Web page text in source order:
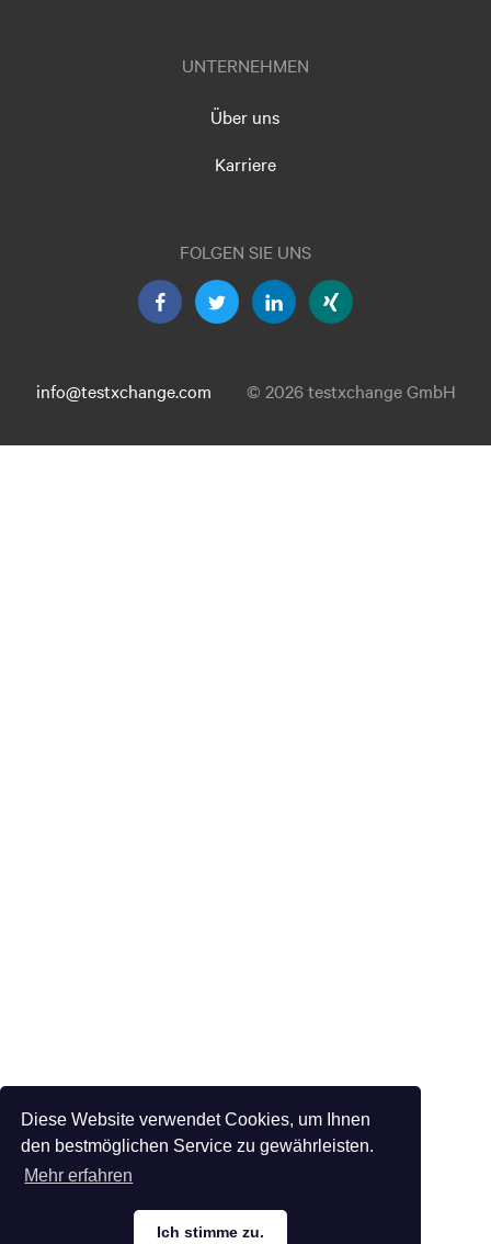
Diese Website verwendet Cookies, um Ihnen
den bestmöglichen Service zu gewährleisten.
Mehr erfahren
Ich stimme zu.
UNTERNEHMEN
Über uns
Karriere
FOLGEN SIE UNS
info@testxchange.com © 2026 testxchange GmbH